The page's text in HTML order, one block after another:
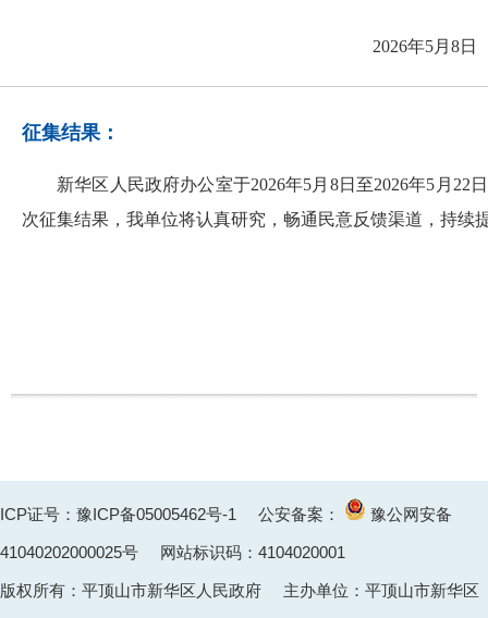
2026年5月8日
征集结果：
新华区人民政府办公室于2026年5月8日至2026年5月
次征集结果，我单位将认真研究，畅通民意反馈渠道，持续
ICP证号：豫ICP备05005462号-1 公安备案： 豫公网安备
41040202000025号 网站标识码：4104020001
版权所有：平顶山市新华区人民政府 主办单位：平顶山市新华区